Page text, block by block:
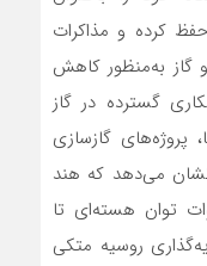
کرده و مذاکرات
گاز به‌منظور کاهش
گسترده در گاز
پروژه‌های گازسازی
می‌دهد که هند
به هدف ۱۰۰ گیگاوات توان هسته‌ای تا
روسیه متکی